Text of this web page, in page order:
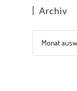
Archiv
Archiv